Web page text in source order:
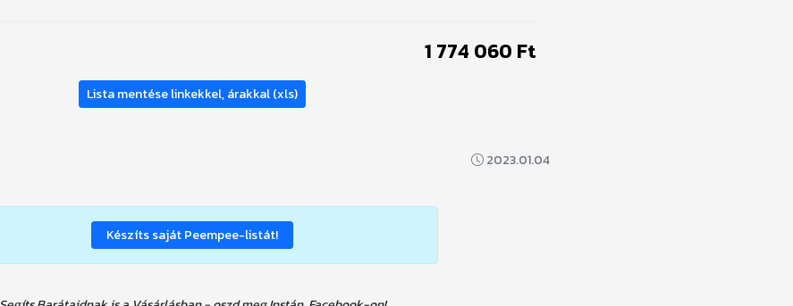
1 774 060 Ft
Lista mentése linkekkel, árakkal (xls)
2023.01.04
Készíts saját Peempee-listát!